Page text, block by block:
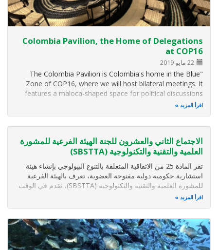
Colombia Pavilion, the Home of Delegations
at COP16
22 مايو 2019
"The Colombia Pavilion is Colombia's home in the Blue
Zone of COP16, where we will host bilateral meetings. It
features a maloca-shaped space for political discussions
on the state of biodiversity. It will hold more than 10 events
اقرأ المزيد
الاجتماع الثاني والعشرون للجنة الهيئة الفرعية للمشورة
العلمية والتقنية والتكنولوجية (SBSTTA)
تقر المادة 25 من الاتفاقية المتعلقة بالتنوع البيولوجي بإنشاء هيئة
استشارية حكومية دولية مفتوحة العضوية، تعرف بالهيئة الفرعية
للمشورة العلمية والتقنية والتكنولوجية (SBSTTA)، تقدم في الوقت
المناسب إلى مؤتمر الأطراف، وحسب الاقتضاء إلى هيئاته الفرعية
اقرأ المزيد